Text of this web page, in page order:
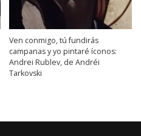
Ven conmigo, tú fundirás
campanas y yo pintaré íconos:
Andrei Rublev, de Andréi
Tarkovski